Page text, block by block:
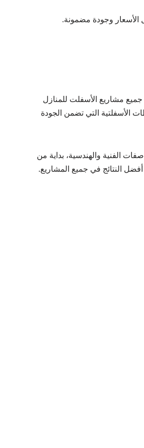
الأسعار وجودة مضمونة.
جميع مشاريع الأسفلت للمنازل
الأسفلتية التي تضمن الجودة
الفنية والهندسية، بداية من
النتائج في جميع المشاريع.